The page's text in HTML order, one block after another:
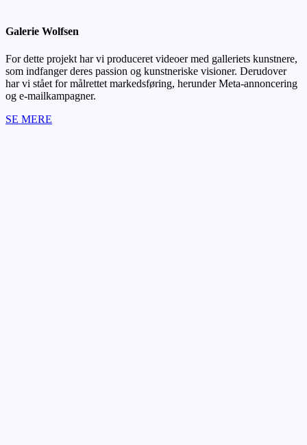
Galerie Wolfsen
For dette projekt har vi produceret videoer med galleriets kunstnere,
som indfanger deres passion og kunstneriske visioner. Derudover
har vi stået for målrettet markedsføring, herunder Meta-annoncering
og e-mailkampagner.
SE MERE